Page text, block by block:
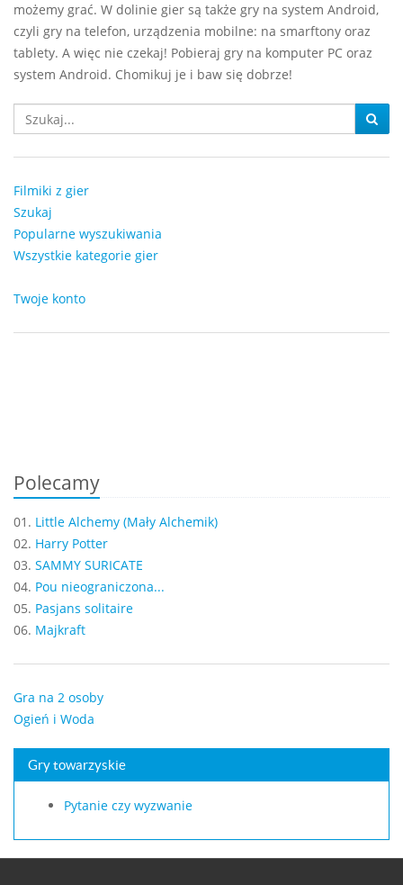
możemy grać. W dolinie gier są także gry na system Android,
czyli gry na telefon, urządzenia mobilne: na smarftony oraz
tablety. A więc nie czekaj! Pobieraj gry na komputer PC oraz
system Android. Chomikuj je i baw się dobrze!
Filmiki z gier
Szukaj
Popularne wyszukiwania
Wszystkie kategorie gier
Twoje konto
Polecamy
01. Little Alchemy (Mały Alchemik)
02. Harry Potter
03. SAMMY SURICATE
04. Pou nieograniczona...
05. Pasjans solitaire
06. Majkraft
Gra na 2 osoby
Ogień i Woda
Gry towarzyskie
Pytanie czy wyzwanie